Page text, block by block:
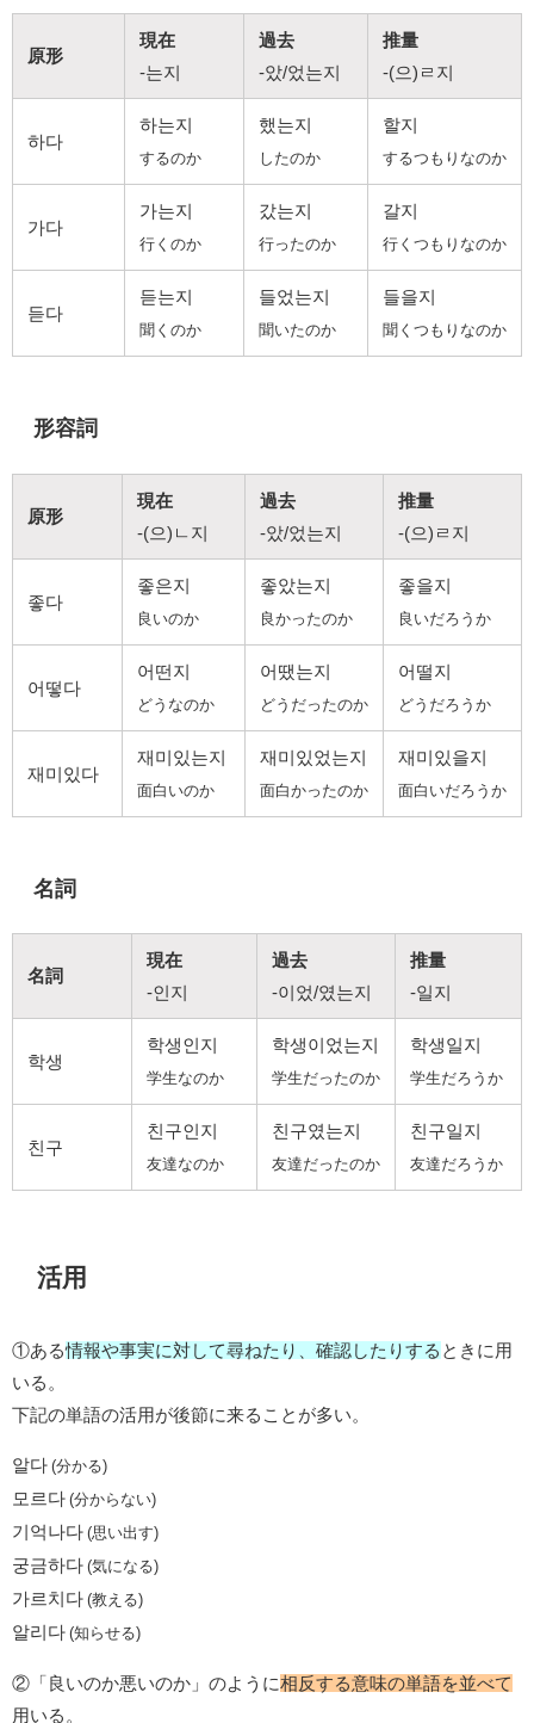
原形
現在
-는지
過去
-았/었는지
推量
-(으)ㄹ지
하다
하는지
するのか
했는지
したのか
할지
するつもりなのか
가다
가는지
行くのか
갔는지
行ったのか
갈지
行くつもりなのか
듣다
듣는지
聞くのか
들었는지
聞いたのか
들을지
聞くつもりなのか
形容詞
原形
現在
-(으)ㄴ지
過去
-았/었는지
推量
-(으)ㄹ지
좋다
좋은지
良いのか
좋았는지
良かったのか
좋을지
良いだろうか
어떻다
어떤지
どうなのか
어땠는지
どうだったのか
어떨지
どうだろうか
재미있다
재미있는지
面白いのか
재미있었는지
面白かったのか
재미있을지
面白いだろうか
名詞
名詞
現在
-인지
過去
-이었/였는지
推量
-일지
학생
학생인지
学生なのか
학생이었는지
学生だったのか
학생일지
学生だろうか
친구
친구인지
友達なのか
친구였는지
友達だったのか
친구일지
友達だろうか
活用
①ある情報や事実に対して尋ねたり、確認したりする ときに用
いる。
下記の単語の活用が後節に来ることが多い。
알다 (分かる)
모르다 (分からない)
기억나다 (思い出す)
궁금하다 (気になる)
가르치다 (教える)
알리다 (知らせる)
②「良いのか悪いのか」のように相反する意味の単語を並べて
用いる。